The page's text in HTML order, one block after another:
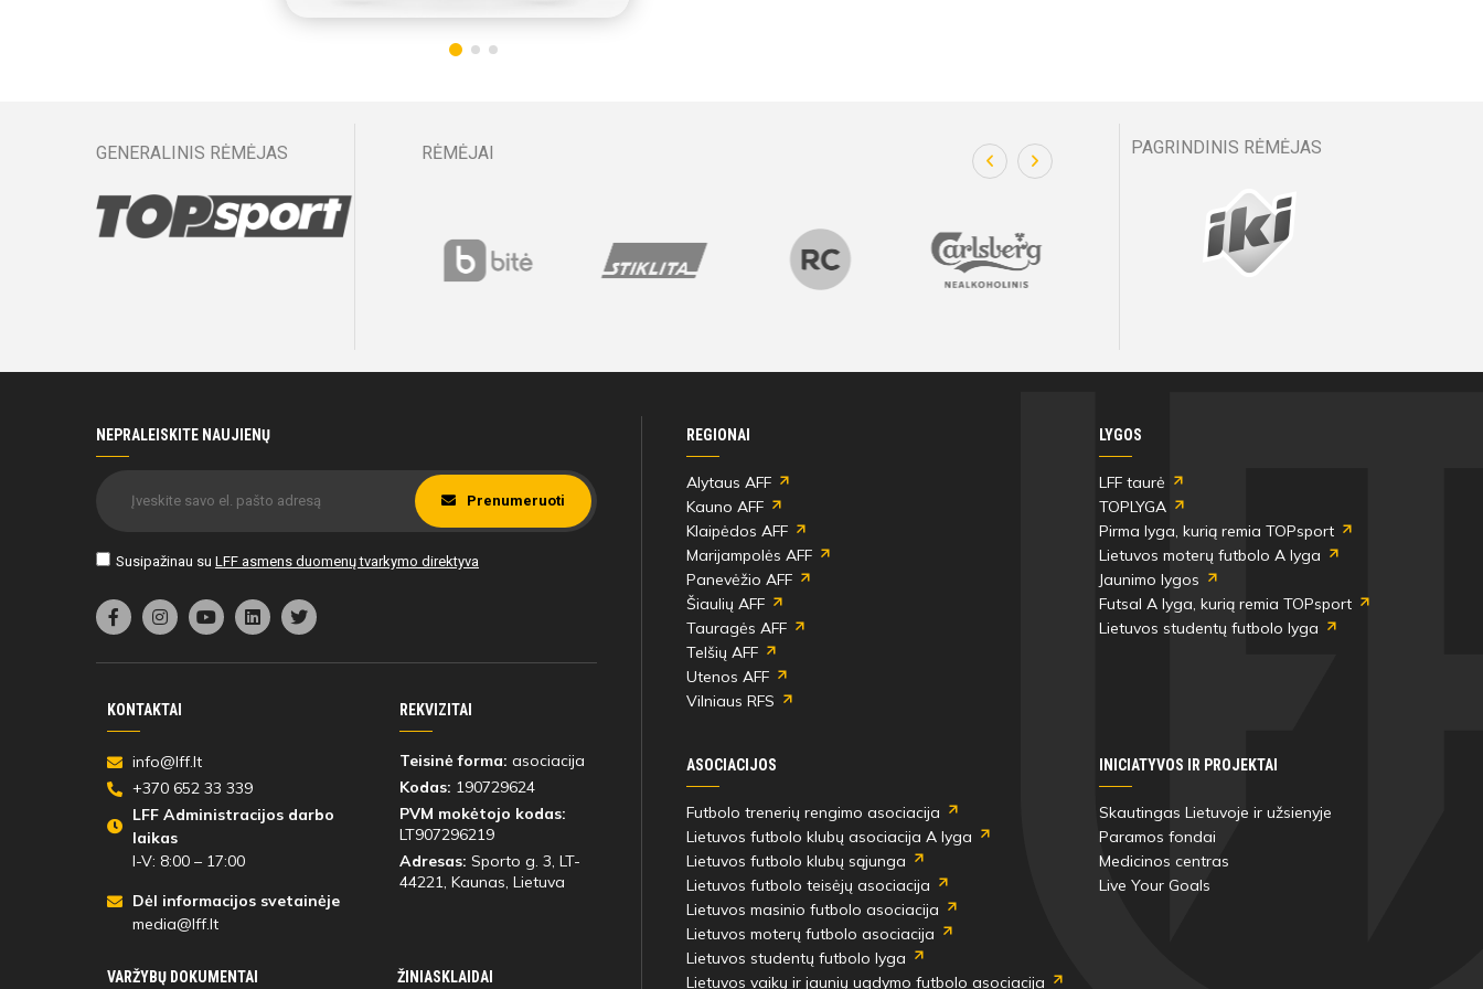
GENERALINIS RĖMĖJAS RĖMĖJAI PAGRINDINIS RĖMĖJAS
NEPRALEISKITE NAUJIENŲ
Susipažinau su LFF asmens duomenų tvarkymo direktyva
Prenumeruoti
KONTAKTAI
info@lff.lt
+370 652 33 339
LFF Administracijos darbo
laikas
I-V: 8:00 – 17:00
Dėl informacijos svetainėje
media@lff.lt
REKVIZITAI
Teisinė forma: asociacija
Kodas: 190729624
PVM mokėtojo kodas:
LT907296219
Adresas: Sporto g. 3, LT-
44221, Kaunas, Lietuva
VARŽYBŲ DOKUMENTAI ŽINIASKLAIDAI
REGIONAI
Alytaus AFF
Kauno AFF
Klaipėdos AFF
Marijampolės AFF
Panevėžio AFF
Šiaulių AFF
Tauragės AFF
Telšių AFF
Utenos AFF
Vilniaus RFS
LYGOS
LFF taurė
TOPLYGA
Pirma lyga, kurią remia TOPsport
Lietuvos moterų futbolo A lyga
Jaunimo lygos
Futsal A lyga, kurią remia TOPsport
Lietuvos studentų futbolo lyga
ASOCIACIJOS
Futbolo trenerių rengimo asociacija
Lietuvos futbolo klubų asociacija A lyga
Lietuvos futbolo klubų sąjunga
Lietuvos futbolo teisėjų asociacija
Lietuvos masinio futbolo asociacija
Lietuvos moterų futbolo asociacija
Lietuvos studentų futbolo lyga
Lietuvos vaikų ir jaunių ugdymo futbolo asociacija
INICIATYVOS IR PROJEKTAI
Skautingas Lietuvoje ir užsienyje
Paramos fondai
Medicinos centras
Live Your Goals